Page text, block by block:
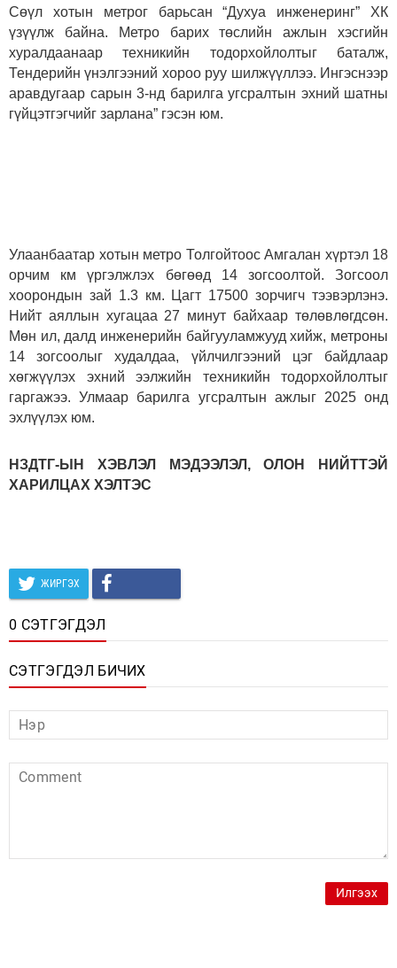
Сөүл хотын метрог барьсан “Духуа инженеринг” ХК
үзүүлж байна. Метро барих төслийн ажлын хэсгийн
хуралдаанаар техникийн тодорхойлолтыг баталж,
Тендерийн үнэлгээний хороо руу шилжүүллээ. Ингэснээр
аравдугаар сарын 3-нд барилга угсралтын эхний шатны
гүйцэтгэгчийг зарлана” гэсэн юм.
Улаанбаатар хотын метро Толгойтоос Амгалан хүртэл 18
орчим км үргэлжлэх бөгөөд 14 зогсоолтой. Зогсоол
хоорондын зай 1.3 км. Цагт 17500 зорчигч тээвэрлэнэ.
Нийт аяллын хугацаа 27 минут байхаар төлөвлөгдсөн.
Мөн ил, далд инженерийн байгууламжууд хийж, метроны
14 зогсоолыг худалдаа, үйлчилгээний цэг байдлаар
хөгжүүлэх эхний ээлжийн техникийн тодорхойлолтыг
гаргажээ. Улмаар барилга угсралтын ажлыг 2025 онд
эхлүүлэх юм.
НЗДТГ-ЫН ХЭВЛЭЛ МЭДЭЭЛЭЛ, ОЛОН НИЙТТЭЙ
ХАРИЛЦАХ ХЭЛТЭС
ЖИРГЭХ
0 СЭТГЭГДЭЛ
СЭТГЭГДЭЛ БИЧИХ
Илгээх